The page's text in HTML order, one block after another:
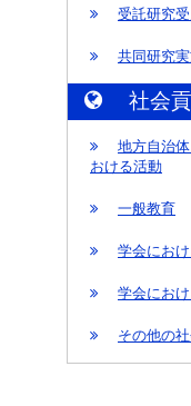
受託研究
共同研究
社会
地方自治
おける活動
一般教育
学会にお
学会にお
その他の